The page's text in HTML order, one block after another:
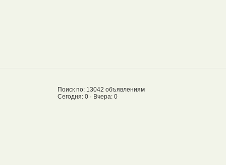
Поиск по: 13042 объявлениям
Сегодня: 0 · Вчера: 0